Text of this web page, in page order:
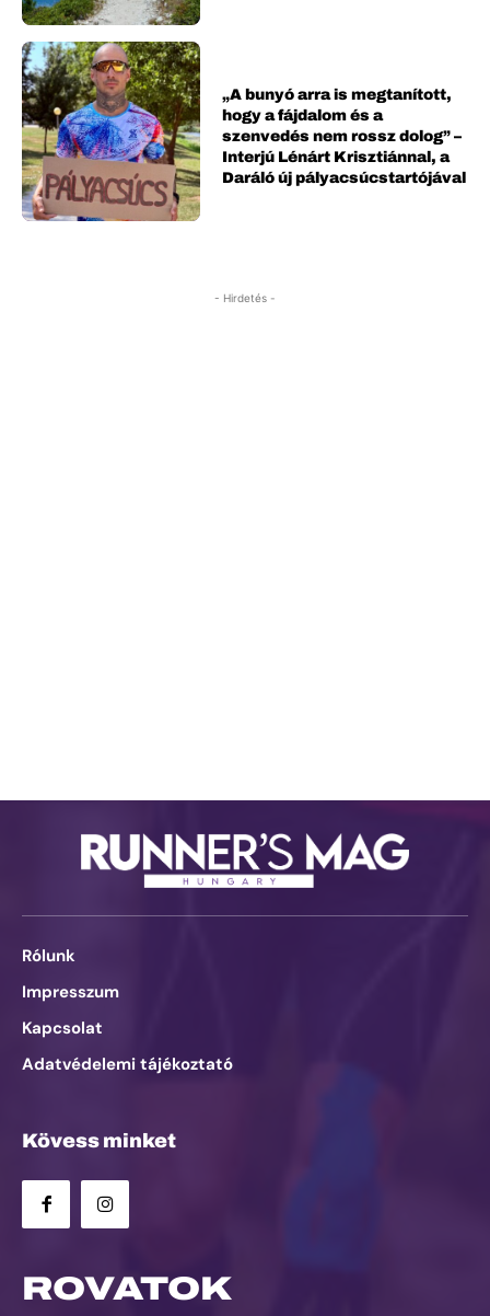
„A bunyó arra is megtanított,
hogy a fájdalom és a
szenvedés nem rossz dolog” –
Interjú Lénárt Krisztiánnal, a
Daráló új pályacsúcstartójával
- Hirdetés -
Rólunk
Impresszum
Kapcsolat
Adatvédelemi tájékoztató
Kövess minket
ROVATOK